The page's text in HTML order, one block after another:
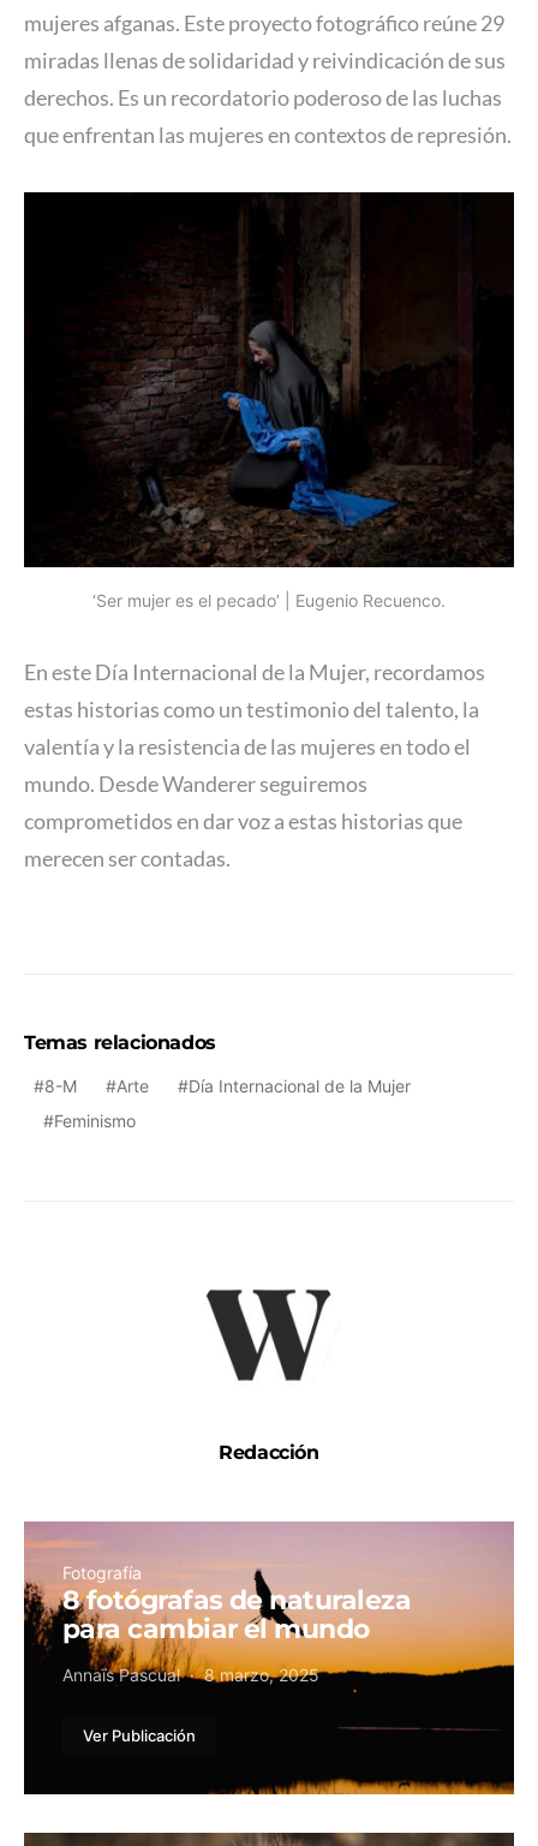
mujeres afganas. Este proyecto fotográfico reúne 29
miradas llenas de solidaridad y reivindicación de sus
derechos. Es un recordatorio poderoso de las luchas
que enfrentan las mujeres en contextos de represión.
‘Ser mujer es el pecado’ | Eugenio Recuenco.
En este Día Internacional de la Mujer, recordamos
estas historias como un testimonio del talento, la
valentía y la resistencia de las mujeres en todo el
mundo. Desde Wanderer seguiremos
comprometidos en dar voz a estas historias que
merecen ser contadas.
Temas relacionados
8-M Arte
Día Internacional de la Mujer
Feminismo
Redacción
Fotografía
8 fotógrafas de naturaleza
para cambiar el mundo
Annaïs Pascual 8 marzo, 2025
Ver Publicación